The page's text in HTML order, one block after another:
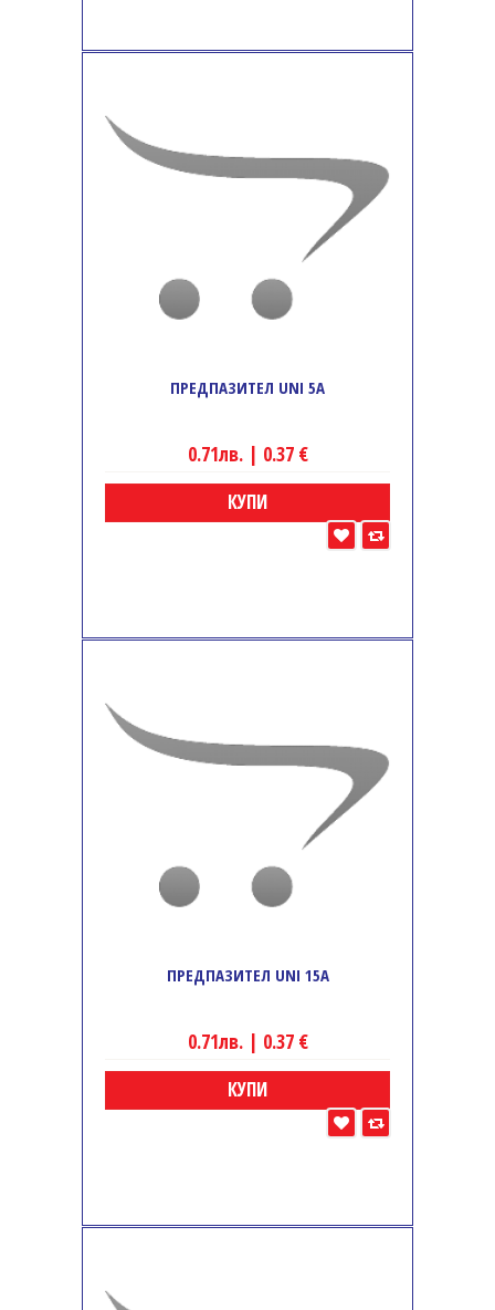
ПРЕДПАЗИТЕЛ UNI 5A
0.71лв. | 0.37 €
КУПИ
ПРЕДПАЗИТЕЛ UNI 15A
0.71лв. | 0.37 €
КУПИ